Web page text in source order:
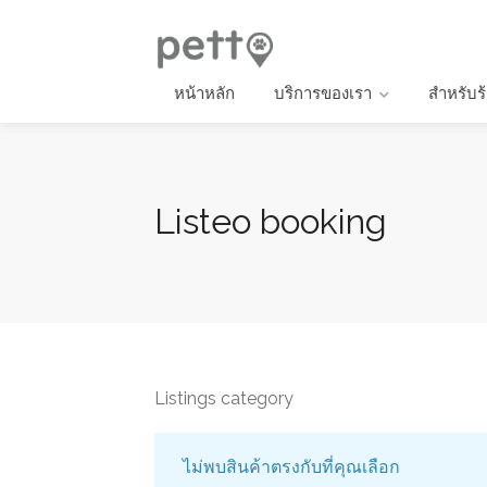
หน้าหลัก บริการของเรา สำหรับ
Listeo booking
Listings category
ไม่พบสินค้าตรงกับที่คุณเลือก